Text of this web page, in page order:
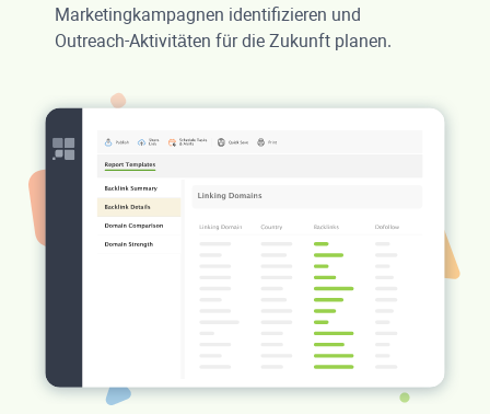
Marketingkampagnen identifizieren und
Outreach-Aktivitäten für die Zukunft planen.